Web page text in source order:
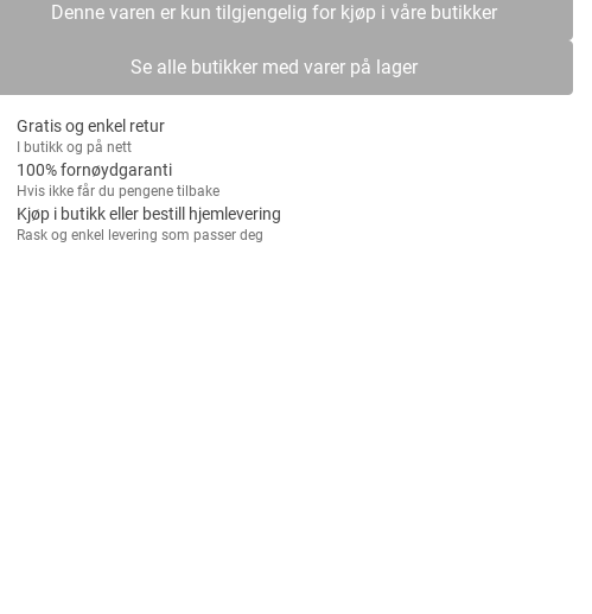
Denne varen er kun tilgjengelig for kjøp i våre butikker
Se alle butikker med varer på lager
Gratis og enkel retur
I butikk og på nett
100% fornøydgaranti
Hvis ikke får du pengene tilbake
Kjøp i butikk eller bestill hjemlevering
Rask og enkel levering som passer deg